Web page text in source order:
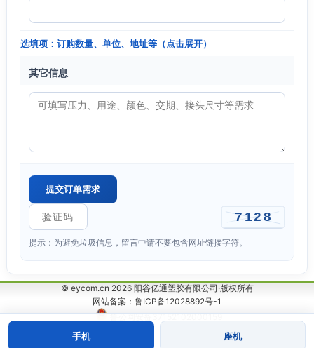
选填项：订购数量、单位、地址等（点击展开）
其它信息
提示：为避免垃圾信息，留言中请不要包含网址链接字符。
手机 座机
© eycom.cn 2026 阳谷亿通塑胶有限公司·版权所有
网站备案：鲁ICP备12028892号-1
鲁公网安备37152102000159